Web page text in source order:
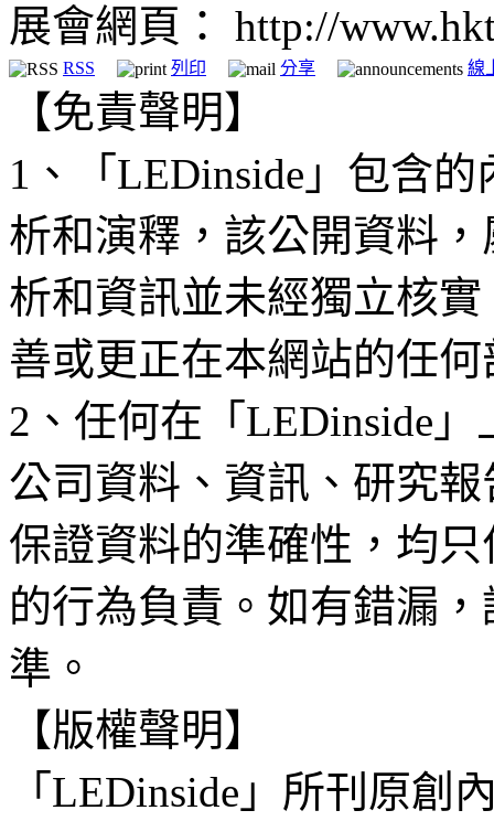
展會網頁： http://
RSS 列印 分享 線
【免責聲明】
1、「LEDinside」包含
析和演釋，該公開資料
析和資訊並未經獨立核
善或更正在本網站的任
2、任何在「LEDinside
公司資料、資訊、研究
保證資料的準確性，均
的行為負責。如有錯漏
準。
【版權聲明】
「LEDinside」所刊原創